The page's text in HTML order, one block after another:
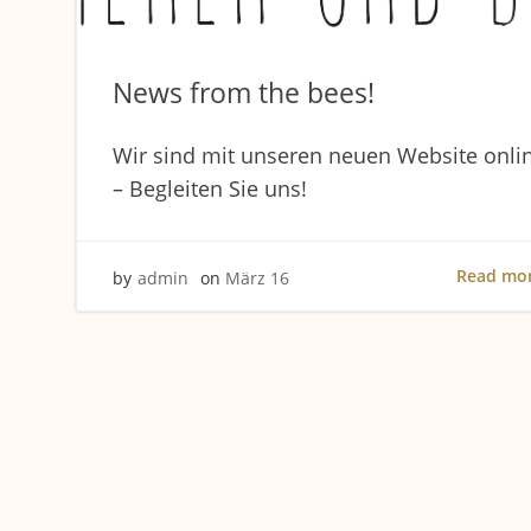
News from the bees!
Wir sind mit unseren neuen Website
– Begleiten Sie uns!
by admin on März 16 Read